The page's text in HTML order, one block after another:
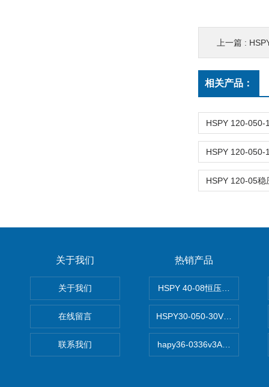
上一篇 :
相关产品：
关于我们
关于我们
在线留言
联系我们
热销产品
HSPY 40-08恒压恒流恒功率
HSPY30-050-30V/-05A可调
hapy36-0336v3A高精度小型